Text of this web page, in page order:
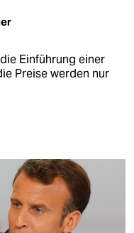
Einführung einer
Preise werden nur